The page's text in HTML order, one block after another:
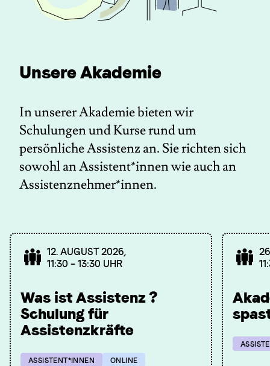
Unsere Akademie
In unserer Akademie bieten wir
Schulungen und Kurse rund um
persönliche Assistenz an. Sie richten sich
sowohl an Assistent*innen wie auch an
Assistenznehmer*innen.
12. AUGUST 2026,
11:30 – 13:30 UHR
Was ist Assistenz ?
Schulung für
Assistenzkräfte
ASSISTENT*INNEN ONLINE